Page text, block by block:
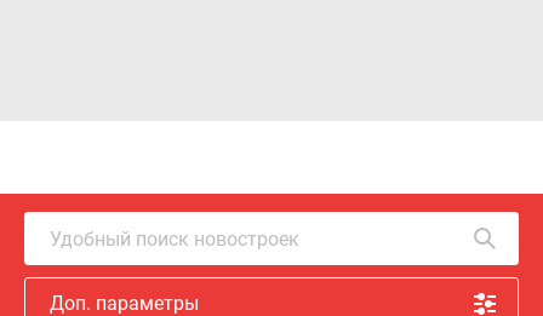
Удобный поиск новостроек
Доп. параметры